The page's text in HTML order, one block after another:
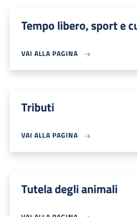
Tempo libero, sport e
VAI ALLA PAGINA
Tributi
VAI ALLA PAGINA
Tutela degli animali